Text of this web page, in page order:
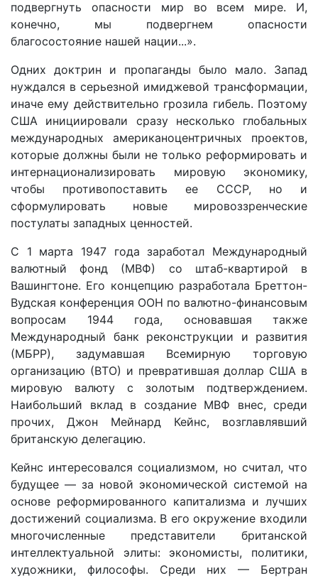
подвергнуть опасности мир во всем мире. И,
конечно, мы подвергнем опасности
благосостояние нашей нации...».
Одних доктрин и пропаганды было мало. Запад
нуждался в серьезной имиджевой трансформации,
иначе ему действительно грозила гибель. Поэтому
США инициировали сразу несколько глобальных
международных американоцентричных проектов,
которые должны были не только реформировать и
интернационализировать мировую экономику,
чтобы противопоставить ее СССР, но и
сформулировать новые мировоззренческие
постулаты западных ценностей.
С 1 марта 1947 года заработал Международный
валютный фонд (МВФ) со штаб-квартирой в
Вашингтоне. Его концепцию разработала Бреттон-
Вудская конференция ООН по валютно-финансовым
вопросам 1944 года, основавшая также
Международный банк реконструкции и развития
(МБРР), задумавшая Всемирную торговую
организацию (ВТО) и превратившая доллар США в
мировую валюту с золотым подтверждением.
Наибольший вклад в создание МВФ внес, среди
прочих, Джон Мейнард Кейнс, возглавлявший
британскую делегацию.
Кейнс интересовался социализмом, но считал, что
будущее — за новой экономической системой на
основе реформированного капитализма и лучших
достижений социализма. В его окружение входили
многочисленные представители британской
интеллектуальной элиты: экономисты, политики,
художники, философы. Среди них — Бертран